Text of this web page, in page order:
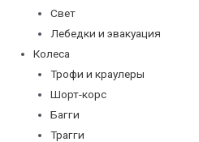
Свет
Лебедки и эвакуация
Колеса
Трофи и краулеры
Шорт-корс
Багги
Трагги